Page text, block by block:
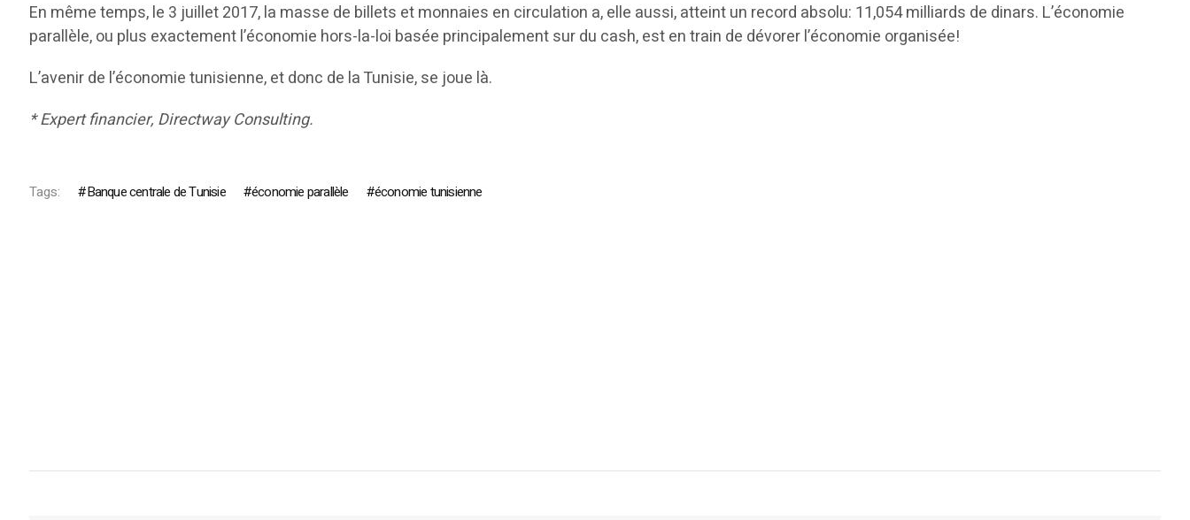
En même temps, le 3 juillet 2017, la masse de billets et monnaies en circulation a, elle aussi, atteint un record absolu: 11,054 milliards de dinars. L’économie
parallèle, ou plus exactement l’économie hors-la-loi basée principalement sur du cash, est en train de dévorer l’économie organisée!
L’avenir de l’économie tunisienne, et donc de la Tunisie, se joue là.
* Expert financier, Directway Consulting.
Tags: Banque centrale de Tunisie économie parallèle économie tunisienne